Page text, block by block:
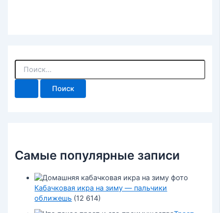
П
и
Самые популярные записи
Кабачковая икра на зиму — пальчики
оближешь (12 614)